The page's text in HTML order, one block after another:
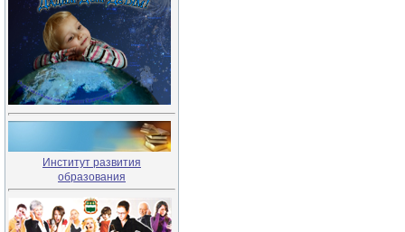
Институт развития
образования